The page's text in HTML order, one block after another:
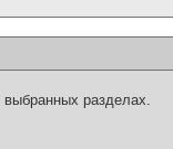
разделах.